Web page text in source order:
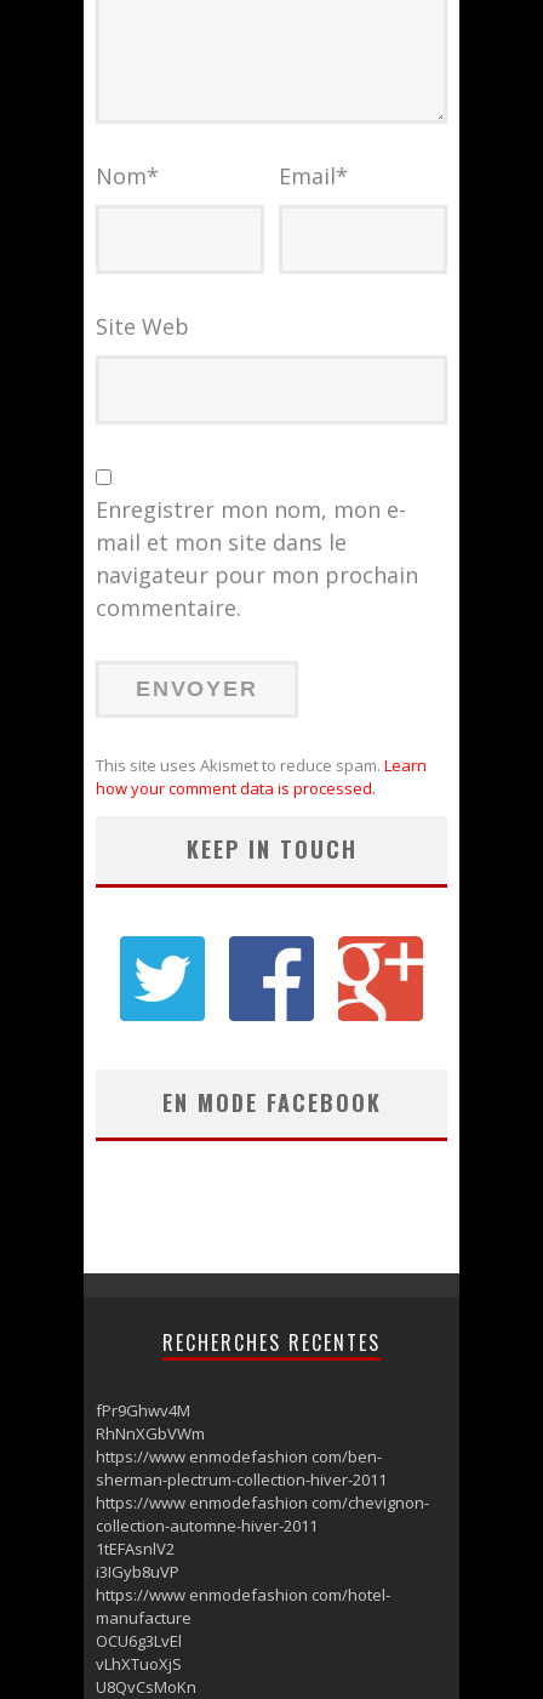
Nom* Email*
Site Web
Enregistrer mon nom, mon e-
mail et mon site dans le
navigateur pour mon prochain
commentaire.
This site uses Akismet to reduce spam. Learn
how your comment data is processed.
KEEP IN TOUCH
EN MODE FACEBOOK
RECHERCHES RECENTES
fPr9Ghwv4M
RhNnXGbVWm
https://www enmodefashion com/ben-
sherman-plectrum-collection-hiver-2011
https://www enmodefashion com/chevignon-
collection-automne-hiver-2011
1tEFAsnlV2
i3IGyb8uVP
https://www enmodefashion com/hotel-
manufacture
OCU6g3LvEl
vLhXTuoXjS
U8QvCsMoKn